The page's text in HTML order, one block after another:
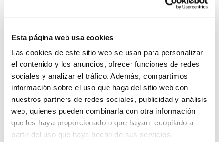
Esta página web usa cookies
Las cookies de este sitio web se usan para personalizar
el contenido y los anuncios, ofrecer funciones de redes
sociales y analizar el tráfico. Además, compartimos
información sobre el uso que haga del sitio web con
nuestros partners de redes sociales, publicidad y análisis
web, quienes pueden combinarla con otra información
que les haya proporcionado o que hayan recopilado a
partir del uso que haya hecho de sus servicios.
seguimiento de las cumbres oficiales, nuestra referencia
es la cumbre alternativa o la llamada “Cumbre de los
de los Pueblos, la que de verdad nos representa, ha
hecho las siguientes reivindicaciones:
- Que los gobiernos respeten nuestros territorios,
derechos y modos de vida, nuestras culturas y
costumbres.
- Abrir un debate con la sociedad civil sobre el concepto
de emisiones evitadas, que permita un acuerdo
climático 2015 que compense a países no